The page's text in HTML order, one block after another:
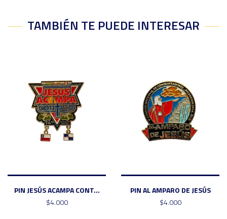
TAMBIÉN TE PUEDE INTERESAR
PIN JESÚS ACAMPA CONT...
$4.000
PIN AL AMPARO DE JESÚS
$4.000